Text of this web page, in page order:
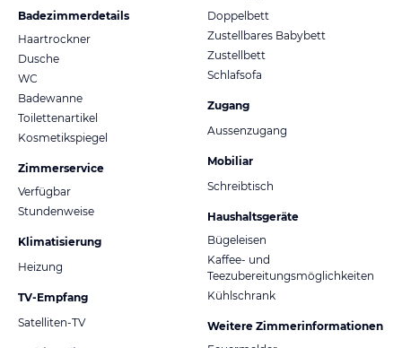
Badezimmerdetails
Haartrockner
Dusche
WC
Badewanne
Toilettenartikel
Kosmetikspiegel
Zimmerservice
Verfügbar
Stundenweise
Klimatisierung
Heizung
TV-Empfang
Satelliten-TV
Doppelbett
Zustellbares Babybett
Zustellbett
Schlafsofa
Zugang
Aussenzugang
Mobiliar
Schreibtisch
Haushaltsgeräte
Bügeleisen
Kaffee- und
Teezubereitungsmöglichkeiten
Kühlschrank
Weitere Zimmerinformationen